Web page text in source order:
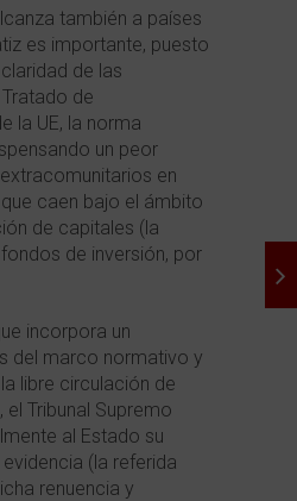
también a países
es importante, puesto
de las
de
la UE, la norma
un peor
en
caen bajo el ámbito
de capitales (la
de inversión, por
incorpora un
del marco normativo y
libre circulación de
el Tribunal Supremo
al Estado su
(la referida
renuencia y